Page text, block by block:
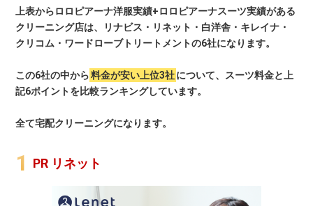
上表からロロピアーナ洋服実績+ロロピアーナスーツ実績がある
クリーニング店は、リナビス・リネット・白洋舎・キレイナ・
クリコム・ワードローブトリートメントの6社になります。
この6社の中から 料金が安い上位3社について、スーツ料金と上
記6ポイントを比較ランキングしています。
全て宅配クリーニングになります。
PR リネット